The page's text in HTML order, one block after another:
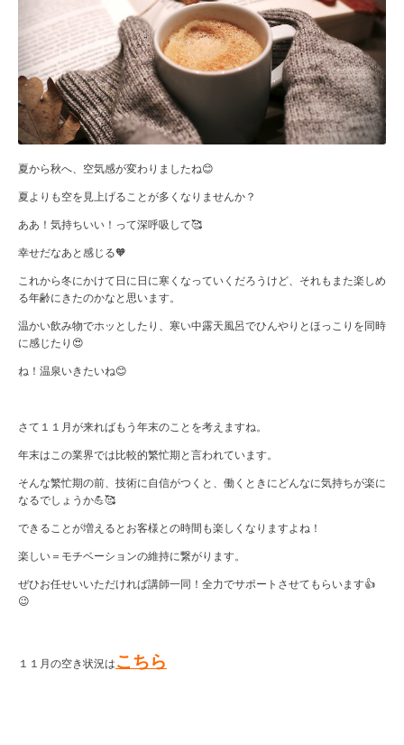
夏から秋へ、空気感が変わりましたね😊
夏よりも空を見上げることが多くなりませんか？
ああ！気持ちいい！って深呼吸して🥰
幸せだなあと感じる🧡
これから冬にかけて日に日に寒くなっていくだろうけど、それもまた楽しめ
る年齢にきたのかなと思います。
温かい飲み物でホッとしたり、寒い中露天風呂でひんやりとほっこりを同時
に感じたり😍
ね！温泉いきたいね😊
さて１１月が来ればもう年末のことを考えますね。
年末はこの業界では比較的繁忙期と言われています。
そんな繁忙期の前、技術に自信がつくと、働くときにどんなに気持ちが楽に
なるでしょうか💪🥰
できることが増えるとお客様との時間も楽しくなりますよね！
楽しい＝モチベーションの維持に繋がります。
ぜひお任せいいただければ講師一同！全力でサポートさせてもらいます👍
😉
１１月の空き状況は こちら